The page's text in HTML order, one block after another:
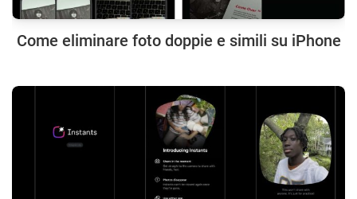
Come eliminare foto doppie e simili su iPhone